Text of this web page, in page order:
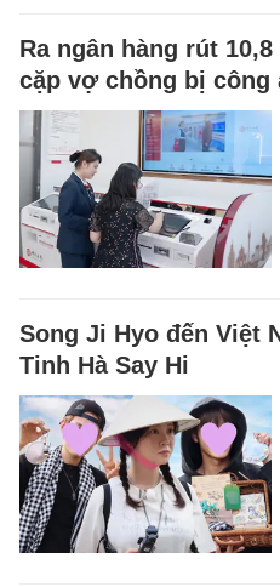
Ra ngân hàng rút
cặp vợ chồng bị công
Song Ji Hyo đến Việt
Tinh Hà Say Hi